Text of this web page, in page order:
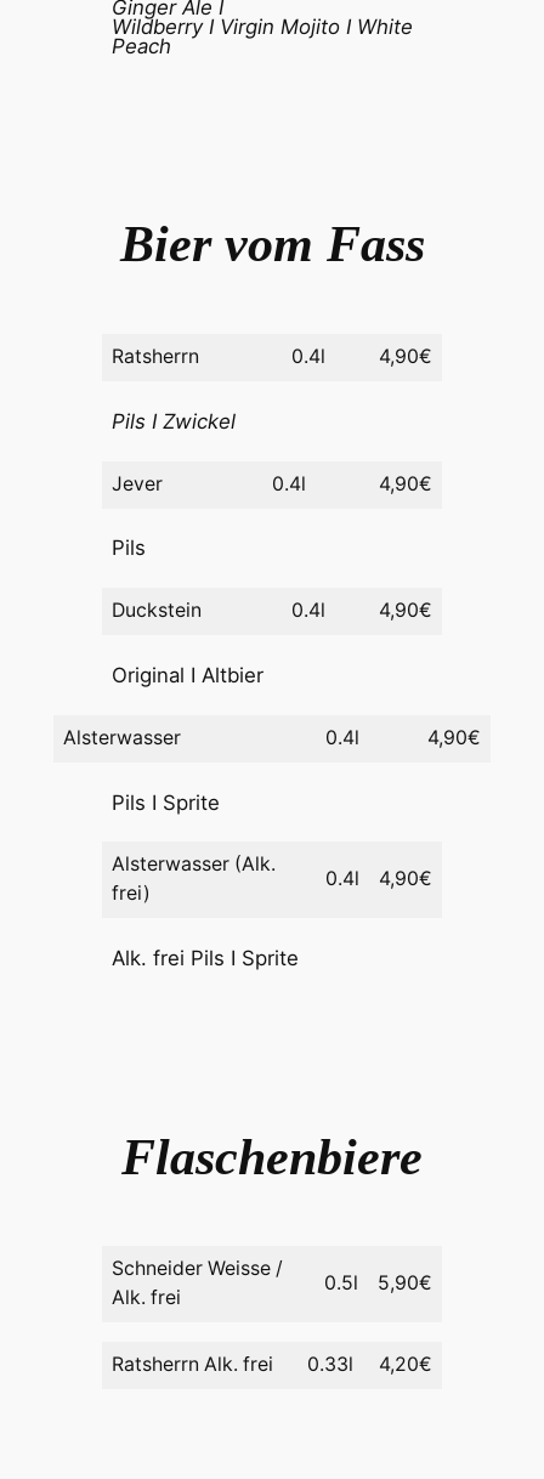
Ginger Ale I
Wildberry I Virgin Mojito I White
Peach
Bier vom Fass
Ratsherrn 0.4l 4,90€
Pils I Zwickel
Jever 0.4l 4,90€
Pils
Duckstein 0.4l 4,90€
Original I Altbier
Alsterwasser 0.4l 4,90€
Pils I Sprite
Alsterwasser (Alk.
frei)
0.4l 4,90€
Alk. frei Pils I Sprite
Flaschenbiere
Schneider Weisse /
Alk. frei
0.5l 5,90€
Ratsherrn Alk. frei 0.33l 4,20€